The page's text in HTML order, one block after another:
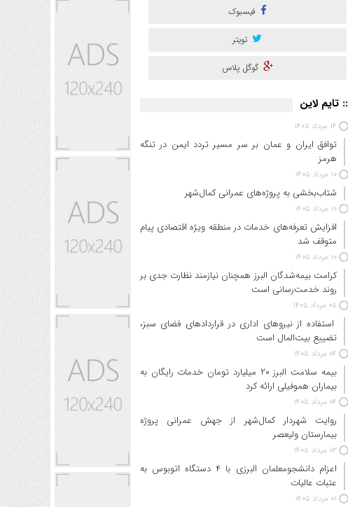
فیسبوک
تویتر
گوگل پلاس
:: تایم لاین
۱۴ مرداد ۱۴۰۵
توافق ایران و عمان بر سر مسیر تردد ایمن در تنگه
هرمز
۱۰ مرداد ۱۴۰۵
شتاب‌بخشی به پروژه‌های عمرانی کمال‌شهر
۱۰ مرداد ۱۴۰۵
افزایش تعرفه‌های خدمات در منطقه ویژه اقتصادی پیام
متوقف شد
۱۰ مرداد ۱۴۰۵
کرامت بیمه‌شدگان البرز همچنان نیازمند نظارت جدی بر
روند خدمت‌رسانی است
۰۵ مرداد ۱۴۰۵
استفاده از نیروهای اداری در قراردادهای فضای سبز،
تضییع بیت‌المال است
۰۴ مرداد ۱۴۰۵
بیمه سلامت البرز ۲۰ میلیارد تومان خدمات رایگان به
بیماران هموفیلی ارائه کرد
۰۴ مرداد ۱۴۰۵
روایت شهردار کمال‌شهر از جهش عمرانی پروژه
بیمارستان ولیعصر
۰۳ مرداد ۱۴۰۵
اعزام دانشجو‌معلمان البرزی با ۴ دستگاه اتوبوس به
عتبات عالیات
۰۱ مرداد ۱۴۰۵